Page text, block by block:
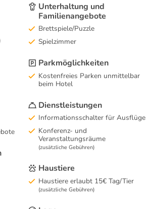
Unterhaltung und
Familienangebote
Brettspiele/Puzzle
Spielzimmer
Parkmöglichkeiten
Kostenfreies Parken unmittelbar
beim Hotel
Dienstleistungen
Informationsschalter für Ausflüge
Konferenz- und
Veranstaltungsräume
(zusätzliche Gebühren)
Haustiere
Haustiere erlaubt 15€ Tag/Tier
(zusätzliche Gebühren)